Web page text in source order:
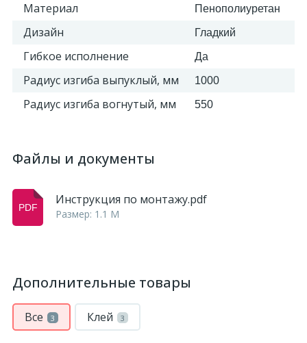
Материал Пенополиуретан
Дизайн Гладкий
Гибкое исполнение Да
Радиус изгиба выпуклый, мм 1000
Радиус изгиба вогнутый, мм 550
Файлы и документы
Инструкция по монтажу.pdf
Размер: 1.1 M
Дополнительные товары
Все 3 Клей 3